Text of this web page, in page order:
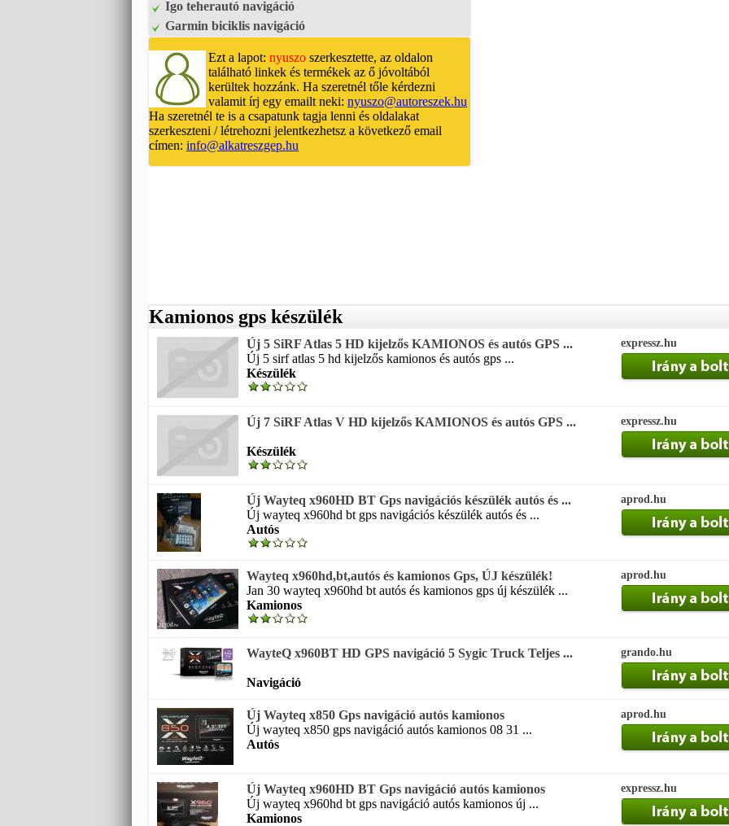
Igo teherautó navigáció
Garmin biciklis navigáció
Ezt a lapot: nyuszo szerkesztette, az oldalon
található linkek és termékek az ő jóvoltából
kerültek hozzánk. Ha szeretnél tőle kérdezni
valamit írj egy emailt neki: nyuszo@autoreszek.hu
Ha szeretnél te is a csapatunk tagja lenni és oldalakat
szerkeszteni / létrehozni jelentkezhetsz a következő email
címen: info@alkatreszgep.hu
Kamionos gps készülék
Új 5 SiRF Atlas 5 HD kijelzős KAMIONOS és autós GPS ...
Új 5 sirf atlas 5 hd kijelzős kamionos és autós gps ...
Készülék
expressz.hu
Új 7 SiRF Atlas V HD kijelzős KAMIONOS és autós GPS ...
Készülék
expressz.hu
Új Wayteq x960HD BT Gps navigációs készülék autós és ...
Új wayteq x960hd bt gps navigációs készülék autós és ...
Autós
aprod.hu
Wayteq x960hd,bt,autós és kamionos Gps, ÚJ készülék!
Jan 30 wayteq x960hd bt autós és kamionos gps új készülék ...
Kamionos
aprod.hu
WayteQ x960BT HD GPS navigáció 5 Sygic Truck Teljes ...
Navigáció
grando.hu
Új Wayteq x850 Gps navigáció autós kamionos
Új wayteq x850 gps navigáció autós kamionos 08 31 ...
Autós
aprod.hu
Új Wayteq x960HD BT Gps navigáció autós kamionos
Új wayteq x960hd bt gps navigáció autós kamionos új ...
Kamionos
expressz.hu